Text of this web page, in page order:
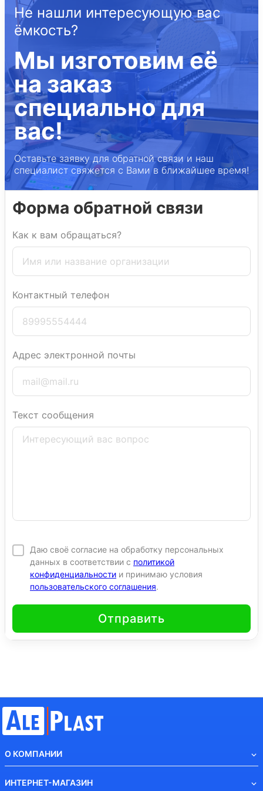
Не нашли интересующую вас
ёмкость?
Мы изготовим её
на заказ
специально для
вас!
Оставьте заявку для обратной связи и наш
специалист свяжется с Вами в ближайшее время!
Форма обратной связи
Как к вам обращаться?
Контактный телефон
Адрес электронной почты
Текст сообщения
Даю своё согласие на обработку персональных
данных в соответствии с политикой
конфиденциальности и принимаю условия
пользовательского соглашения.
Отправить
О КОМПАНИИ
ИНТЕРНЕТ-МАГАЗИН